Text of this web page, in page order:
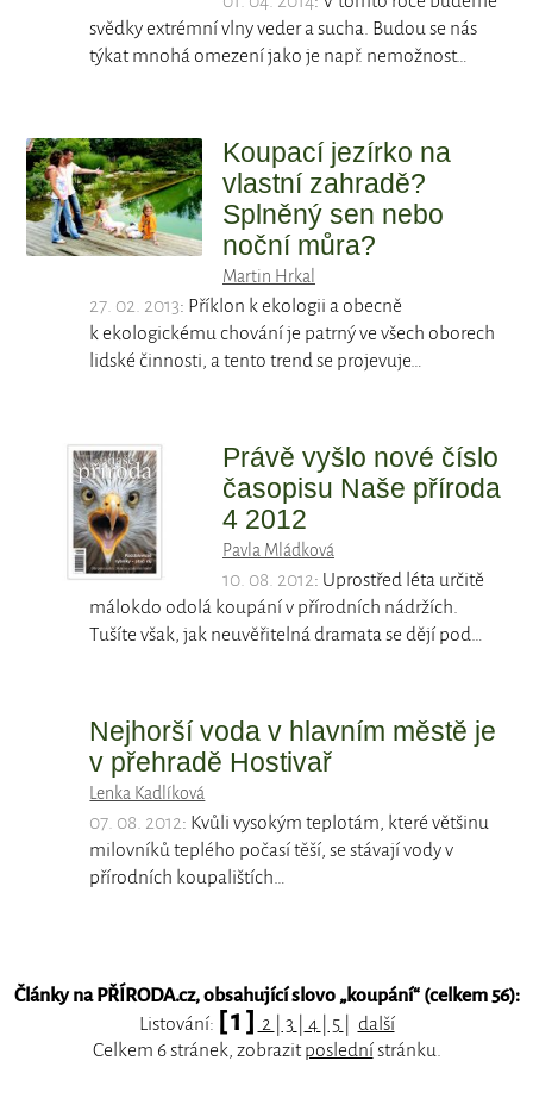
svědky extrémní vlny veder a sucha. Budou se nás
týkat mnohá omezení jako je např. nemožnost…
Koupací jezírko na
vlastní zahradě?
Splněný sen nebo
noční můra?
Martin Hrkal
27. 02. 2013: Příklon k ekologii a obecně
k ekologickému chování je patrný ve všech oborech
lidské činnosti, a tento trend se projevuje…
Právě vyšlo nové číslo
časopisu Naše příroda
4 2012
Pavla Mládková
10. 08. 2012: Uprostřed léta určitě
málokdo odolá koupání v přírodních nádržích.
Tušíte však, jak neuvěřitelná dramata se dějí pod…
Nejhorší voda v hlavním městě je
v přehradě Hostivař
Lenka Kadlíková
07. 08. 2012: Kvůli vysokým teplotám, které většinu
milovníků teplého počasí těší, se stávají vody v
přírodních koupalištích…
Články na PŘÍRODA.cz, obsahující slovo „koupání“ (celkem 56):
Listování: [ 1 ] 2 3 4 5
další
Celkem 6 stránek, zobrazitposlednístránku.